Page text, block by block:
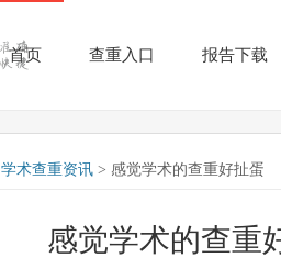
首页 查重入口 报告下载
学术查重资讯 > 感觉学术的查重好扯蛋
感觉学术的查重